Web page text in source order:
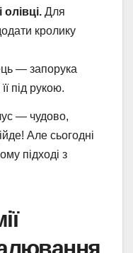
Для
кролику
— запорука
під рукою.
— чудово,
Але сьогодні
підході з